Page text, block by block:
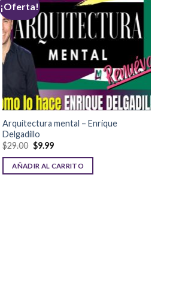
¡Oferta!
Arquitectura mental – Enrique
Delgadillo
$29.00 $9.99
AÑADIR AL CARRITO